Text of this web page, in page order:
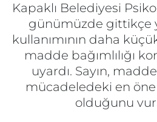
Kapaklı Belediyesi
günümüzde gittikçe
kullanımının daha
madde bağımlılığı
uyardı. Sayın,
mücadeledeki en
olduğunu
Spor
Gizlilik Sözleşmesi
İletişim
Haber Arşivi